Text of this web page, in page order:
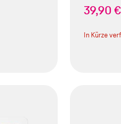
39,90 €
In Kürze